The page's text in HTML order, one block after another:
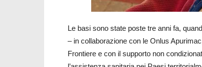
Le basi sono state poste tre anni fa,
– in collaborazione con le Onlus
Frontiere e con il supporto non